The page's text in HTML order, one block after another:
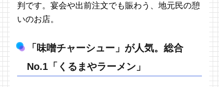
判です。宴会や出前注文でも賑わう、地元民の憩
いのお店。
「味噌チャーシュー」が人気。総合
No.1「くるまやラーメン」